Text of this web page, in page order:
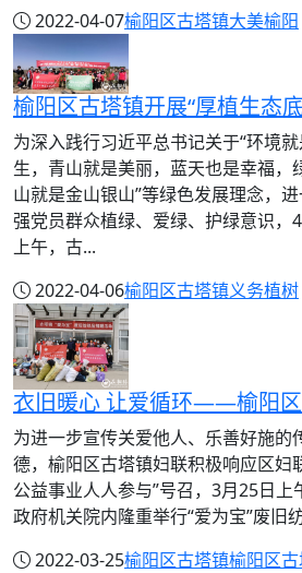
2022-04-07榆阳区古塔镇大美榆阳
为深入践行习近平总书记关于“环境
生，青山就是美丽，蓝天也是幸福，
山就是金山银山”等绿色发展理念，
强党员群众植绿、爱绿、护绿意识，
上午，古...
2022-04-06榆阳区古塔镇义务植树
为进一步宣传关爱他人、乐善好施的
德，榆阳区古塔镇妇联积极响应区妇
公益事业人人参与”号召，3月25日上
政府机关院内隆重举行“爱为宝”废旧
2022-03-25榆阳区古塔镇榆阳区